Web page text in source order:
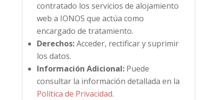
contratado los servicios de alojamiento
web a IONOS que actúa como
encargado de tratamiento.
Derechos:Acceder, rectificar y suprimir
los datos.
Información Adicional:Puede
consultar la información detallada en la
Política de Privacidad.